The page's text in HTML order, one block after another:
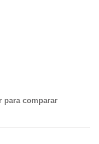
para comparar